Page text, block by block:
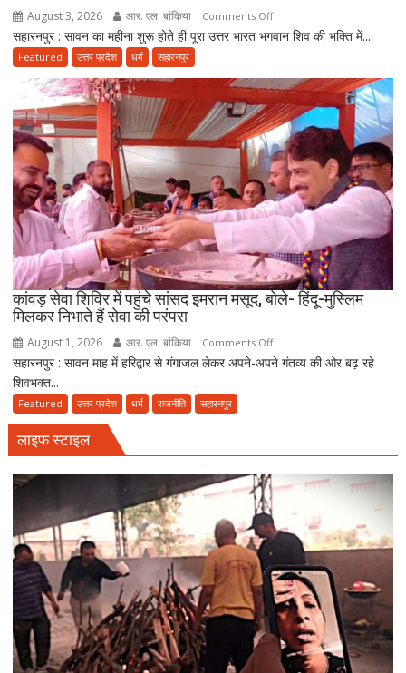
परिवार
August 3, 2026 आर. एल. बांकिया Comments Offon
सावन
सहारनपुर
का
500
साल
पुराना
भूतेश्वर
महादेव
मंदिर,
जहां
मराठा
काल
में
भक्ति
सहारनपुर : सावन का महीना शुरू होते ही पूरा उत्तर भारत भगवान शिव की भक्ति में...
Featured उत्तर प्रदेश धर्म सहारनपुर
कांवड़ सेवा शिविर में पहुंचे सांसद इमरान मसूद, बोले- हिंदू-मुस्लिम
मिलकर निभाते हैं सेवा की परंपरा
August 1, 2026 आर. एल. बांकिया Comments Offon
कांवड़
इमरान
बोले-
हिंदू-
मुस्लिम
मिलकर
निभाते
सेवा
की
सहारनपुर : सावन माह में हरिद्वार से गंगाजल लेकर अपने-अपने गंतव्य की ओर बढ़ रहे
शिवभक्त...
Featured उत्तर प्रदेश धर्म राजनीति सहारनपुर
लाइफ स्टाइल